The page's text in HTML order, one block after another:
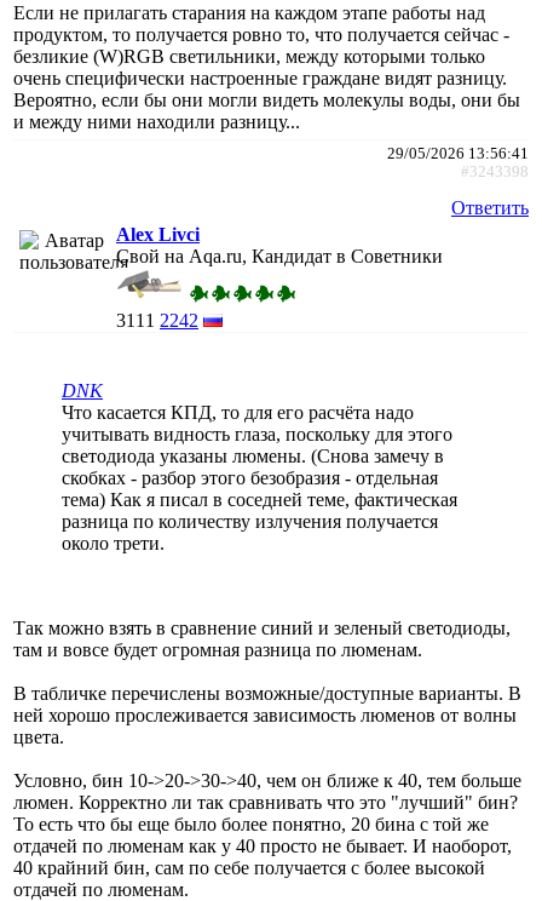
Если не прилагать старания на каждом этапе работы над
продуктом, то получается ровно то, что получается сейчас -
безликие (W)RGB светильники, между которыми только
очень специфически настроенные граждане видят разницу.
Вероятно, если бы они могли видеть молекулы воды, они бы
и между ними находили разницу...
29/05/2026 13:56:41
#3243398
Ответить
Alex Livci
Свой на Aqa.ru, Кандидат в Советники
3111 2242
DNK
Что касается КПД, то для его расчёта надо
учитывать видность глаза, поскольку для этого
светодиода указаны люмены. (Снова замечу в
скобках - разбор этого безобразия - отдельная
тема) Как я писал в соседней теме, фактическая
разница по количеству излучения получается
около трети.
Так можно взять в сравнение синий и зеленый светодиоды,
там и вовсе будет огромная разница по люменам.
В табличке перечислены возможные/доступные варианты. В
ней хорошо прослеживается зависимость люменов от волны
цвета.
Условно, бин 10->20->30->40, чем он ближе к 40, тем больше
люмен. Корректно ли так сравнивать что это "лучший" бин?
То есть что бы еще было более понятно, 20 бина с той же
отдачей по люменам как у 40 просто не бывает. И наоборот,
40 крайний бин, сам по себе получается с более высокой
отдачей по люменам.